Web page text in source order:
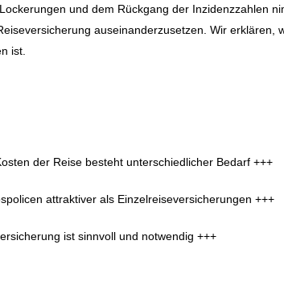
und dem Rückgang der Inzidenzzahlen
auseinanderzusetzen. Wir erklären,
ist.
der Reise besteht unterschiedlicher Bedarf +++
attraktiver als Einzelreiseversicherungen +++
ist sinnvoll und notwendig +++